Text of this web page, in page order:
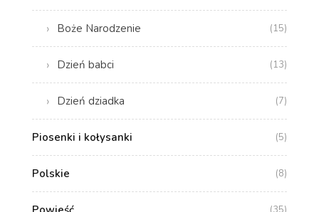
Boże Narodzenie (15)
Dzień babci (13)
Dzień dziadka (7)
Piosenki i kołysanki (5)
Polskie (8)